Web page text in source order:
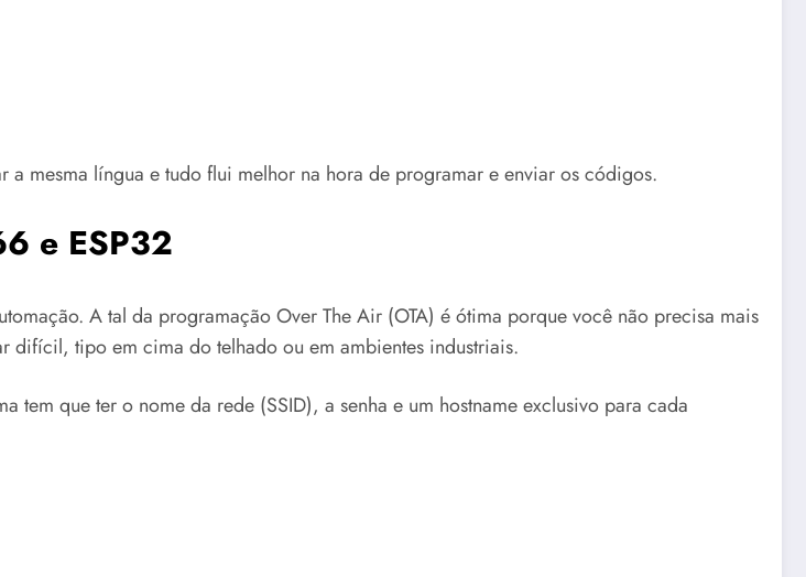
mesma língua e tudo flui melhor na hora de programar e enviar os códigos.
e ESP32
A tal da programação Over The Air (OTA) é ótima porque você não precisa mais
tipo em cima do telhado ou em ambientes industriais.
que ter o nome da rede (SSID), a senha e um hostname exclusivo para cada